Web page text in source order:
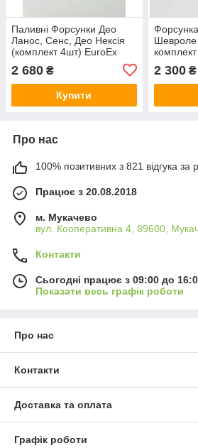
Паливні Форсунки Део
Ланос, Сенс, Део Нексія
(комплект 4шт) EuroEx
2 680 ₴
Купити
Шевроле
2 300₴
Про нас
100% позитивних з 821 відгука за
Працює з 20.08.2018
м. Мукачево
вул. Кооперативна 4, 89600,
Контакти
Сьогодні працює з 09:00 до
Показати весь графік роботи
Про нас
Контакти
Доставка та оплата
Графік роботи